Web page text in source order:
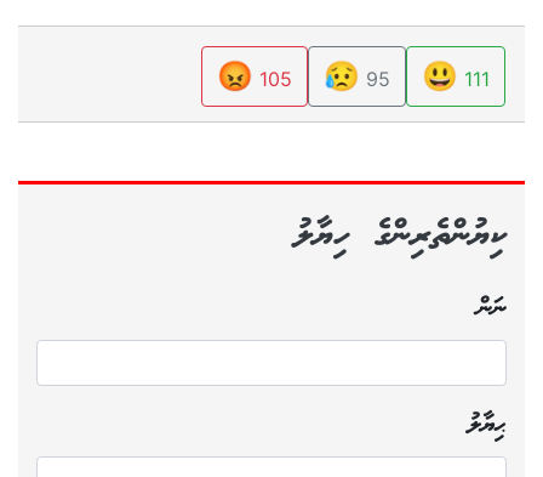
111
😃
95
😥
105
😡
ކިޔުންތެރިންގެ ހިޔާލު
ނަން
ޙިޔާލު